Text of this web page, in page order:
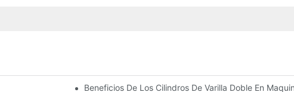
ComunesBeneficios De Los Cilindros De Varilla Doble En